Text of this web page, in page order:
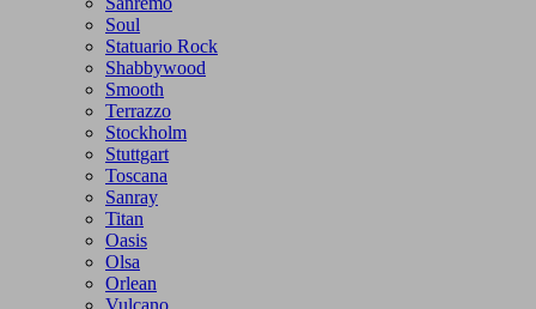
Soul
Statuario Rock
Shabbywood
Smooth
Terrazzo
Stockholm
Stuttgart
Toscana
Sanray
Titan
Oasis
Olsa
Orlean
Vulcano